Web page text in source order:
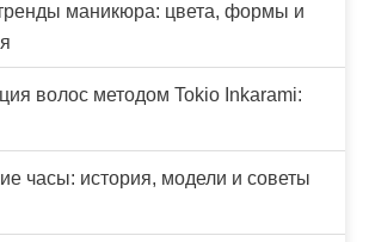
маникюра: цвета, формы и
волос методом Tokio Inkarami:
часы: история, модели и советы